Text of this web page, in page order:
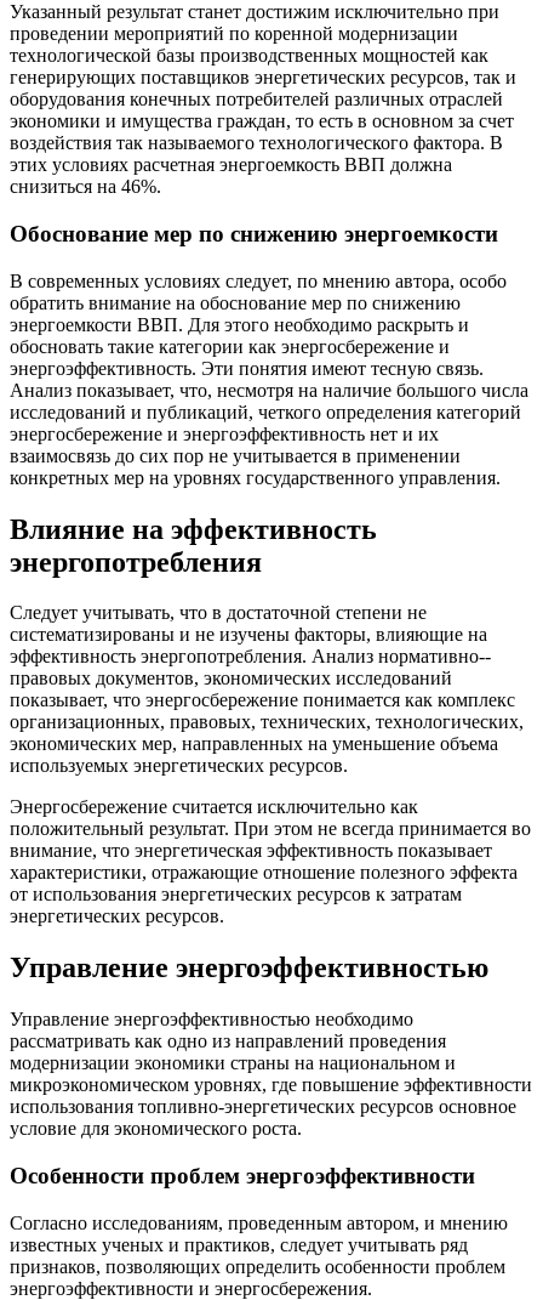
Указанный результат станет достижим исключительно при
проведении мероприятий по коренной модернизации
технологической базы производственных мощностей как
генерирующих поставщиков энергетических ресурсов, так и
оборудования конечных потребителей различных отраслей
экономики и имущества граждан, то есть в основном за счет
воздействия так называемого технологического фактора. В
этих условиях расчетная энергоемкость ВВП должна
снизиться на 46%.
Обоснование мер по снижению энергоемкости
В современных условиях следует, по мнению автора, особо
обратить внимание на обоснование мер по снижению
энергоемкости ВВП. Для этого необходимо раскрыть и
обосновать такие категории как энергосбережение и
энергоэффективность. Эти понятия имеют тесную связь.
Анализ показывает, что, несмотря на наличие большого числа
исследований и публикаций, четкого определения категорий
энергосбережение и энергоэффективность нет и их
взаимосвязь до сих пор не учитывается в применении
конкретных мер на уровнях государственного управления.
Влияние на эффективность
энергопотребления
Следует учитывать, что в достаточной степени не
систематизированы и не изучены факторы, влияющие на
эффективность энергопотребления. Анализ нормативно-­
правовых документов, экономических исследований
показывает, что энергосбережение понимается как комплекс
организационных, правовых, технических, технологических,
экономических мер, направленных на уменьшение объема
используемых энергетических ресурсов.
Энергосбережение считается исключительно как
положительный результат. При этом не всегда принимается во
внимание, что энергетическая эффективность показывает
характеристики, отражающие отношение полезного эффекта
от использования энергетических ресурсов к затратам
энергетических ресурсов.
Управление энергоэффективностью
Управление энергоэффективностью необходимо
рассматривать как одно из направлений проведения
модернизации экономики страны на национальном и
микроэкономическом уровнях, где повышение эффективности
использования топливно-­энергетических ресурсов основное
условие для экономического роста.
Особенности проблем энергоэффективности
Согласно исследованиям, проведенным автором, и мнению
известных ученых и практиков, следует учитывать ряд
признаков, позволяющих определить особенности проблем
энергоэффективности и энергосбережения.